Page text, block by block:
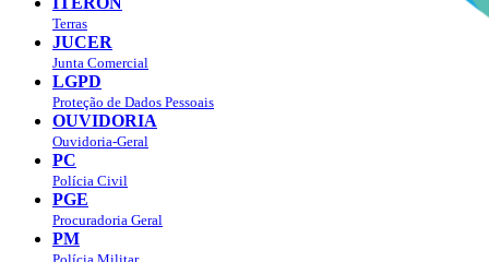
Terras
JUCER
Junta Comercial
LGPD
Proteção de Dados Pessoais
OUVIDORIA
Ouvidoria-Geral
PC
Polícia Civil
PGE
Procuradoria Geral
PM
Polícia Militar